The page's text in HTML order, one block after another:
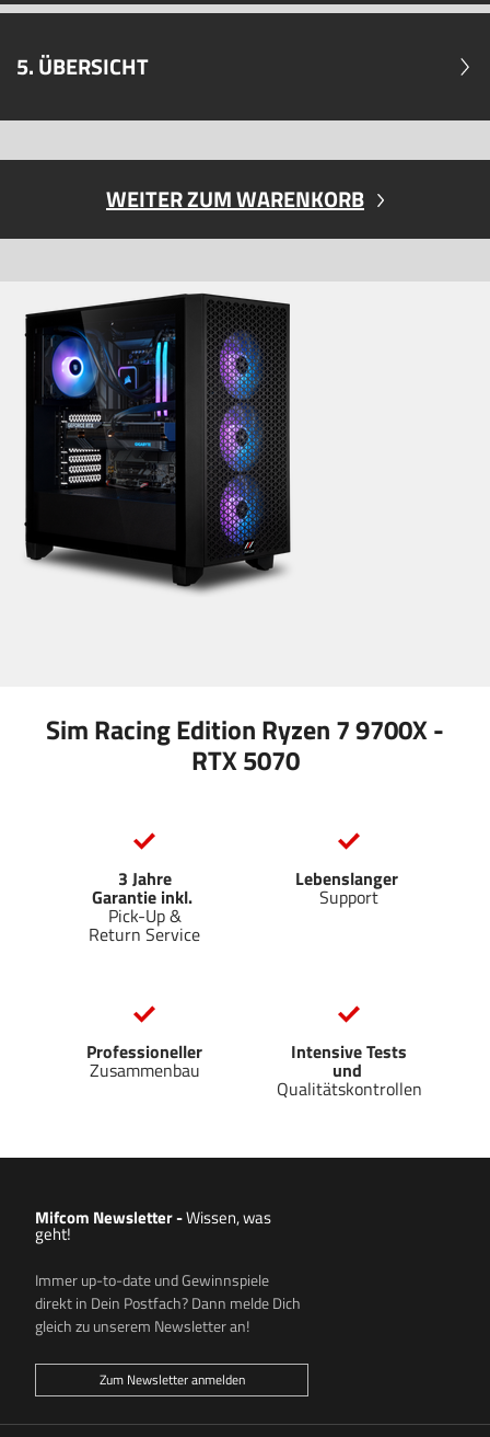
5. ÜBERSICHT
WEITER ZUM WARENKORB
Sim Racing Edition Ryzen 7 9700X -
RTX 5070
3 Jahre
Garantie inkl.
Pick-Up &
Return Service
Lebenslanger
Support
Professioneller
Zusammenbau
Intensive Tests
und
Qualitätskontrollen
Mifcom Newsletter-Wissen, was
geht!
Immer up-to-date und Gewinnspiele
direkt in Dein Postfach? Dann melde Dich
gleich zu unserem Newsletter an!
Zum Newsletter anmelden